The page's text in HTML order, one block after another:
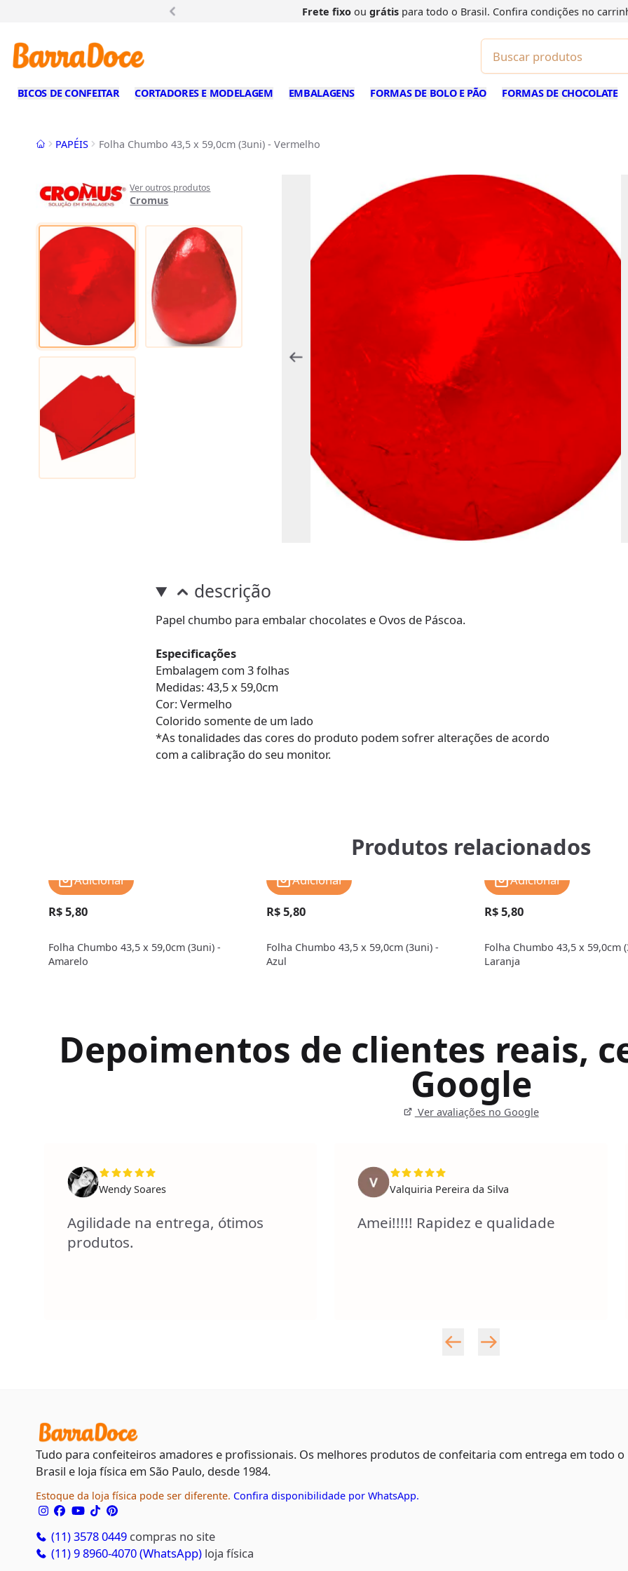
Frete fixoou grátispara todo o Brasil. Confira condições no
BICOS DE CONFEITAR CORTADORES E MODELAGEM EMBALAGENS FORMAS DE BOLO E PÃO FORMAS DE CHOCOLATE
InícioPAPÉIS Folha Chumbo 43,5 x 59,0cm (3uni) - Vermelho
Ver outros produtos
Cromus
descrição
Papel chumbo para embalar chocolates e Ovos de Páscoa.
Especificações
Embalagem com 3 folhas
Medidas: 43,5 x 59,0cm
Cor: Vermelho
Colorido somente de um lado
*As tonalidades das cores do produto podem sofrer alterações de acordo
com a calibração do seu monitor.
Produtos relacionados
R$ 5,80
Folha Chumbo 43,5 x 59,0cm (3uni) -
Amarelo
Adicionar
R$ 5,80
Folha Chumbo 43,5 x 59,0cm (3uni) -
Azul
Adicionar
R$ 5,80
Folha Chumbo 43,5 x 59,0cm
Laranja
Adicionar
Depoimentos de clientes reais,
Google
Ver avaliações no Google
Wendy Soares
Agilidade na entrega, ótimos
produtos.
Valquiria Pereira da Silva
Amei!!!!! Rapidez e qualidade
Tudo para confeiteiros amadores e profissionais. Os melhores produtos de confeitaria com entrega em todo o
Brasil e loja física em São Paulo, desde 1984.
Estoque da loja física pode ser diferente. Confira disponibilidade por WhatsApp.
(11) 3578 0449 compras no site
(11) 9 8960-4070 (WhatsApp) loja física